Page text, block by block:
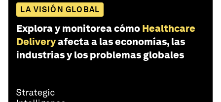
LA VISIÓN GLOBAL
Explora y monitorea cómo Healthcare
Deliveryafecta a las economías, las
industrias y los problemas globales